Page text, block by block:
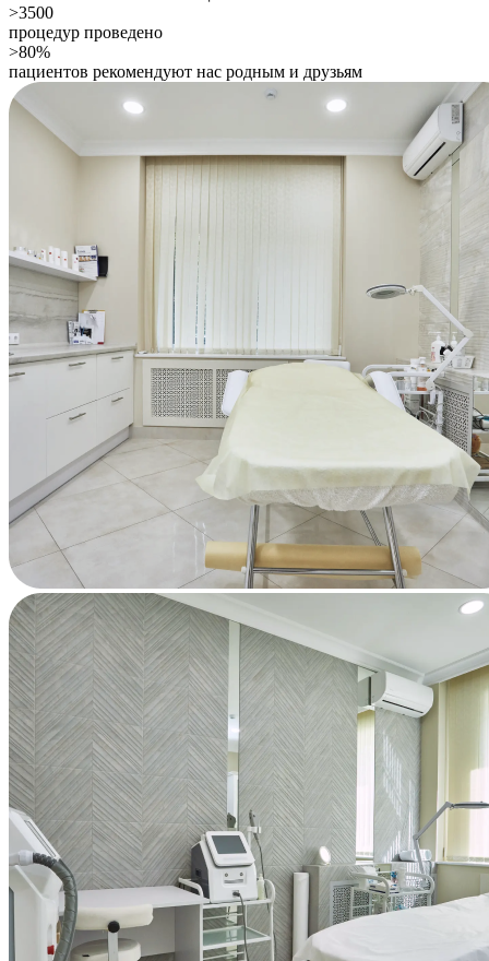
>3500
процедур проведено
>80%
пациентов рекомендуют нас родным и друзьям